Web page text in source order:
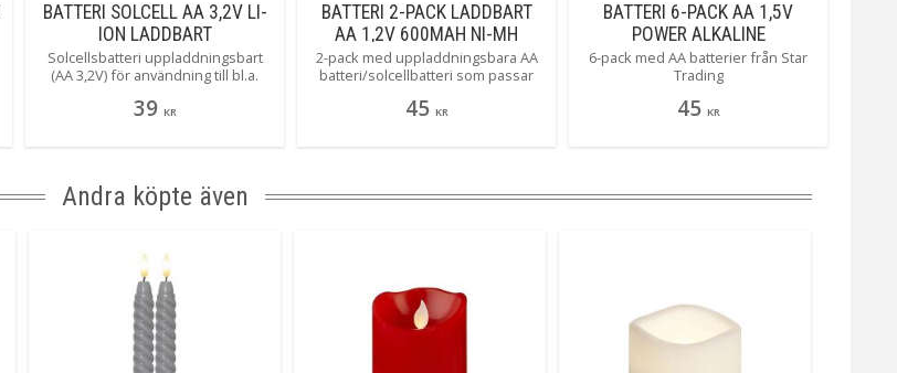
BATTERI SOLCELL AA 3,2V LI-
ION LADDBART
Solcellsbatteri uppladdningsbart
(AA 3,2V) för användning till bl.a.
39 KR
BATTERI 2-PACK LADDBART
AA 1,2V 600MAH NI-MH
2-pack med uppladdningsbara AA
batteri/solcellbatteri som passar
solcellsprodukter som kräver NimH
45 KR
BATTERI 6-PACK AA 1,5V
POWER ALKALINE
6-pack med AA batterier från Star
Trading
45 KR
Andra köpte även